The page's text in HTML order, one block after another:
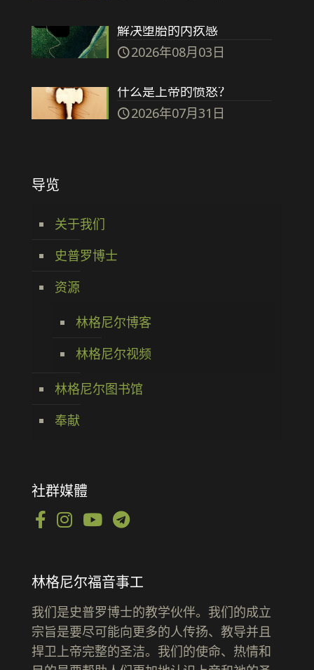
解决堕胎的内疚感
2026年08月03日
什么是上帝的愤怒？
2026年07月31日
导览
关于我们
史普罗博士
资源
林格尼尔博客
林格尼尔视频
林格尼尔图书馆
奉献
社群媒體
林格尼尔福音事工
我们是史普罗博士的教学伙伴。我们的成立
宗旨是要尽可能向更多的人传扬、教导并且
捍卫上帝完整的圣洁。我们的使命、热情和